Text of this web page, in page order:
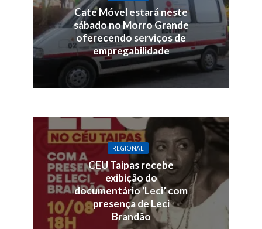
Cate Móvel estará neste
sábado no Morro Grande
oferecendo serviços de
empregabilidade
REGIONAL
CEU Taipas recebe
exibição do
documentário ‘Leci’ com
presença de Leci
Brandão